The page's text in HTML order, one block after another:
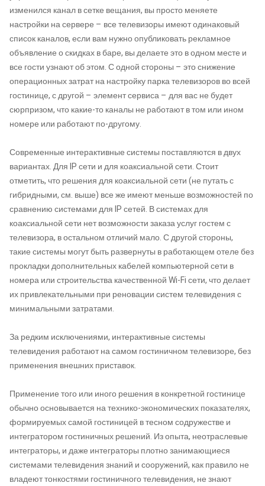
изменился канал в сетке вещания, вы просто меняете
настройки на сервере – все телевизоры имеют одинаковый
список каналов, если вам нужно опубликовать рекламное
объявление о скидках в баре, вы делаете это в одном месте и
все гости узнают об этом. С одной стороны – это снижение
операционных затрат на настройку парка телевизоров во всей
гостинице, с другой – элемент сервиса – для вас не будет
сюрпризом, что какие-то каналы не работают в том или ином
номере или работают по-другому.
Современные интерактивные системы поставляются в двух
вариантах. Для IP сети и для коаксиальной сети. Стоит
отметить, что решения для коаксиальной сети (не путать с
гибридными, см. выше) все же имеют меньше возможностей по
сравнению системами для IP сетей. В системах для
коаксиальной сети нет возможности заказа услуг гостем с
телевизора, в остальном отличий мало. С другой стороны,
такие системы могут быть развернуты в работающем отеле без
прокладки дополнительных кабелей компьютерной сети в
номера или строительства качественной Wi-Fi сети, что делает
их привлекательными при реновации систем телевидения с
минимальными затратами.
За редким исключениями, интерактивные системы
телевидения работают на самом гостиничном телевизоре, без
применения внешних приставок.
Применение того или иного решения в конкретной гостинице
обычно основывается на технико-экономических показателях,
формируемых самой гостиницей в тесном содружестве и
интегратором гостиничных решений. Из опыта, неотраслевые
интеграторы, и даже интеграторы плотно занимающиеся
системами телевидения знаний и сооружений, как правило не
владеют тонкостями гостиничного телевидения, не знают